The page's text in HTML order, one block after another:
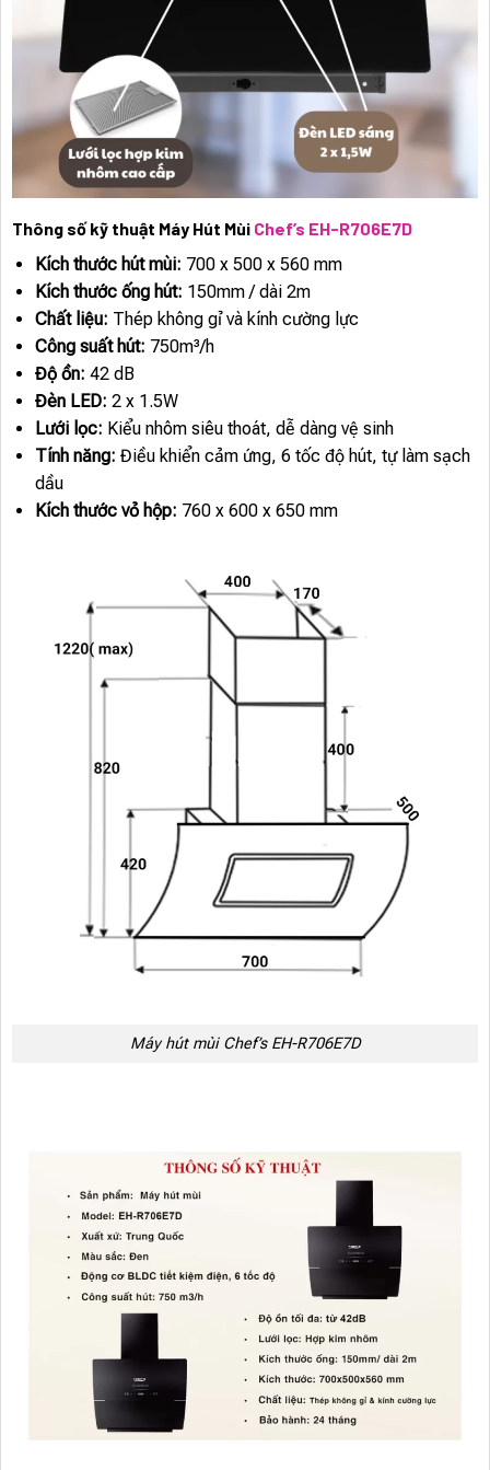
Thông số kỹ thuật Máy Hút Mùi Chef’s EH-R706E7D
Kích thước hút mùi: 700 x 500 x 560 mm
Kích thước ống hút: 150mm / dài 2m
Chất liệu: Thép không gỉ và kính cường lực
Công suất hút: 750m³/h
Độ ồn: 42 dB
Đèn LED: 2 x 1.5W
Lưới lọc: Kiểu nhôm siêu thoát, dễ dàng vệ sinh
Tính năng: Điều khiển cảm ứng, 6 tốc độ hút, tự làm sạch
dầu
Kích thước vỏ hộp: 760 x 600 x 650 mm
Máy hút mùi Chef’s EH-R706E7D